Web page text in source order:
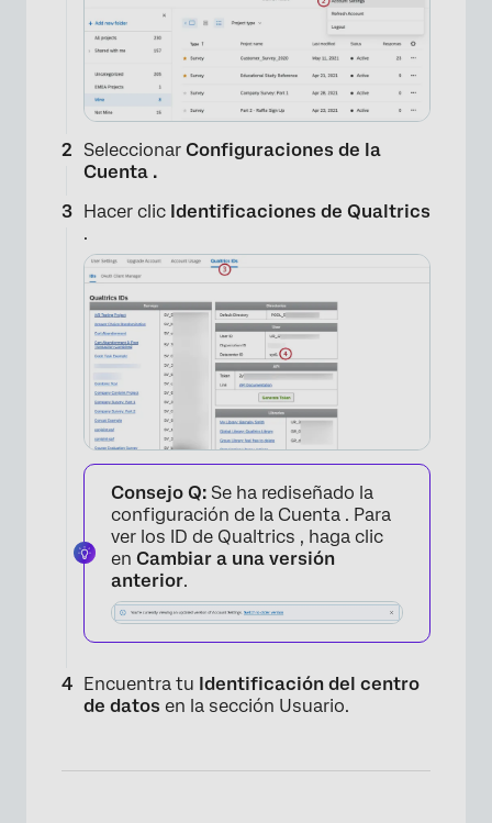
×
Seleccionar Configuraciones de la
Cuenta .
Hacer clic Identificaciones de Qualtrics
.
Consejo Q: Se ha rediseñado la
configuración de la Cuenta . Para
ver los ID de Qualtrics , haga clic
en Cambiar a una versión
anterior.
Encuentra tu Identificación del centro
de datos en la sección Usuario.